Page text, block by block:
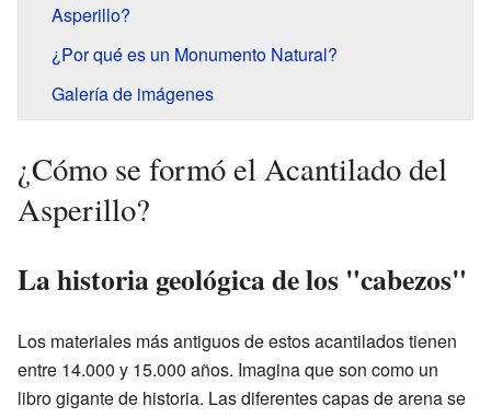
Asperillo?
¿Por qué es un Monumento Natural?
Galería de imágenes
¿Cómo se formó el Acantilado del
Asperillo?
La historia geológica de los "cabezos"
Los materiales más antiguos de estos acantilados tienen
entre 14.000 y 15.000 años. Imagina que son como un
libro gigante de historia. Las diferentes capas de arena se